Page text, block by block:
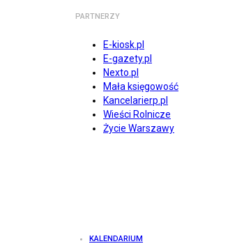
PARTNERZY
E-kiosk.pl
E-gazety.pl
Nexto.pl
Mała księgowość
Kancelarierp.pl
Wieści Rolnicze
Życie Warszawy
KALENDARIUM